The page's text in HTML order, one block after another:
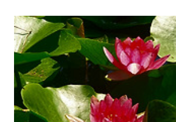
조락 아니겠는가? 그러고 보니 인근 마가목도 폭싹
이로 변해간다. 궁극으론 붉음을 탐하다가 겨울을
하며 낙하한다. 아로니아는 포도를 닮았으되 흡사
뽕 뚫어 갓끈 매단장식 삼았으면 싶다. 가을은 누가